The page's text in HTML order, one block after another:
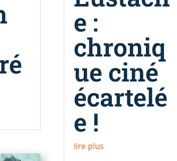
e :
chroniq
ue ciné
écartelé
e !
lire plus